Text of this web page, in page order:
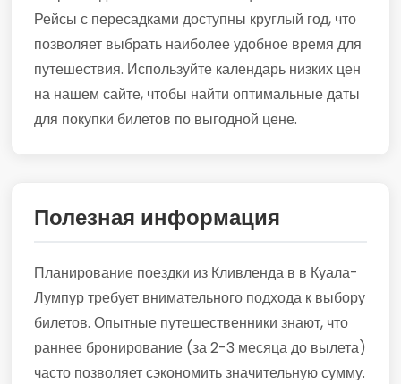
Рейсы с пересадками доступны круглый год, что
позволяет выбрать наиболее удобное время для
путешествия. Используйте календарь низких цен
на нашем сайте, чтобы найти оптимальные даты
для покупки билетов по выгодной цене.
Полезная информация
Планирование поездки из Кливленда в в Куала-
Лумпур требует внимательного подхода к выбору
билетов. Опытные путешественники знают, что
раннее бронирование (за 2-3 месяца до вылета)
часто позволяет сэкономить значительную сумму.